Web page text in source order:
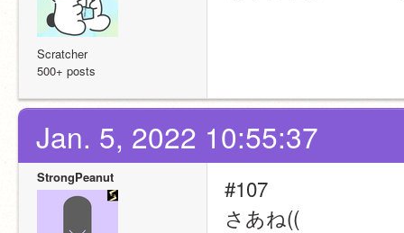
Scratcher
500+ posts
Jan. 5, 2022 10:55:37
StrongPeanut
#107
さあね((